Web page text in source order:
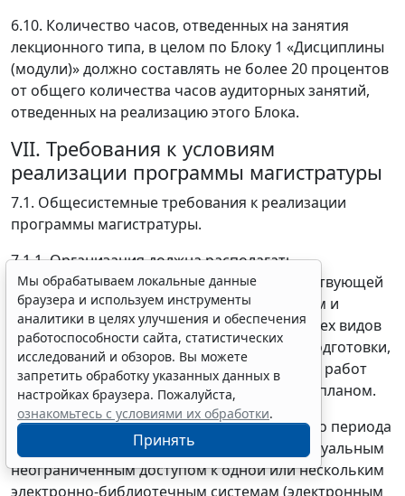
6.10. Количество часов, отведенных на занятия
лекционного типа, в целом по Блоку 1 «Дисциплины
(модули)» должно составлять не более 20 процентов
от общего количества часов аудиторных занятий,
отведенных на реализацию этого Блока.
VII. Требования к условиям
реализации программы магистратуры
7.1. Общесистемные требования к реализации
программы магистратуры.
7.1.1. Организация должна располагать
материально-технической базой, соответствующей
действующим противопожарным правилам и
нормам и обеспечивающей проведение всех видов
дисциплинарной и междисциплинарной подготовки,
практической и научно-исследовательской работ
обучающихся, предусмотренных учебным планом.
7.1.2. Каждый обучающийся в течение всего периода
обучения должен быть обеспечен индивидуальным
неограниченным доступом к одной или нескольким
электронно-библиотечным системам (электронным
Мы обрабатываем локальные данные
браузера и используем инструменты
аналитики в целях улучшения и обеспечения
работоспособности сайта, статистических
исследований и обзоров. Вы можете
запретить обработку указанных данных в
настройках браузера. Пожалуйста,
ознакомьтесь с условиями их обработки.
Принять